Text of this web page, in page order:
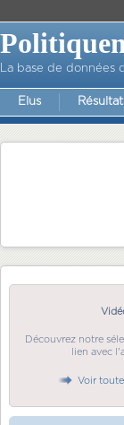
La base de données
Elus
Découvrez notre
lien avec
Voir